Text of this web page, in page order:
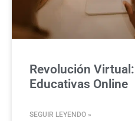
Revolución
Educativas Online
SEGUIR LEYENDO »